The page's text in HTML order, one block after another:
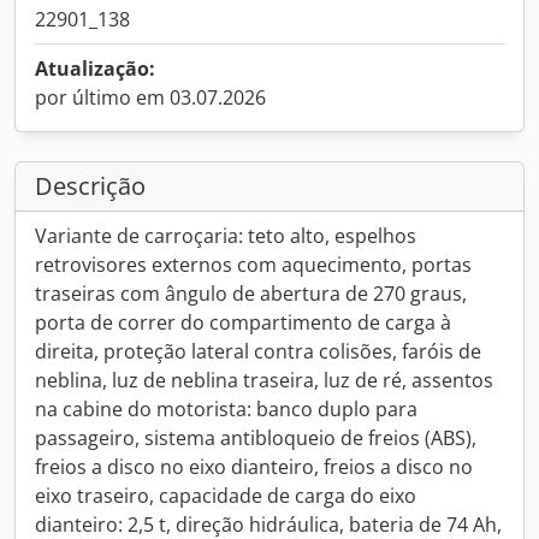
22901_138
Atualização:
por último em 03.07.2026
Descrição
Variante de carroçaria: teto alto, espelhos
retrovisores externos com aquecimento, portas
traseiras com ângulo de abertura de 270 graus,
porta de correr do compartimento de carga à
direita, proteção lateral contra colisões, faróis de
neblina, luz de neblina traseira, luz de ré, assentos
na cabine do motorista: banco duplo para
passageiro, sistema antibloqueio de freios (ABS),
freios a disco no eixo dianteiro, freios a disco no
eixo traseiro, capacidade de carga do eixo
dianteiro: 2,5 t, direção hidráulica, bateria de 74 Ah,